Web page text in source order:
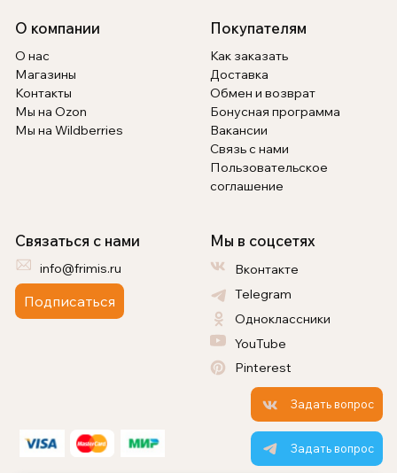
О компании
О нас
Магазины
Контакты
Мы на Ozon
Мы на Wildberries
Покупателям
Как заказать
Доставка
Обмен и возврат
Бонусная программа
Вакансии
Связь с нами
Пользовательское
соглашение
Связаться с нами
info@frimis.ru
Подписаться
Мы в соцсетях
Вконтакте
Telegram
Одноклассники
YouTube
Pinterest
Задать вопрос
Задать вопрос